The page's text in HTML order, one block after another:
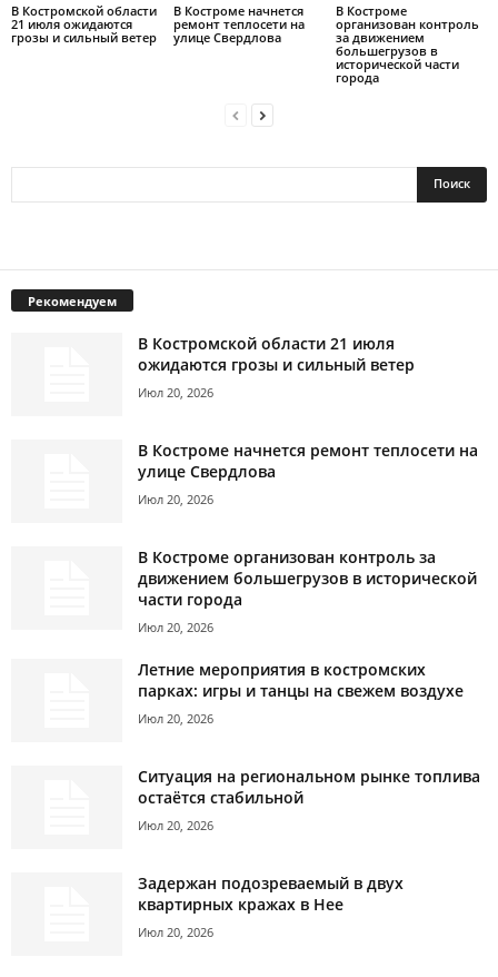
В Костромской области
21 июля ожидаются
грозы и сильный ветер
В Костроме начнется
ремонт теплосети на
улице Свердлова
В Костроме
организован контроль
за движением
большегрузов в
исторической части
города
Рекомендуем
В Костромской области 21 июля
ожидаются грозы и сильный ветер
Июл 20, 2026
В Костроме начнется ремонт теплосети на
улице Свердлова
Июл 20, 2026
В Костроме организован контроль за
движением большегрузов в исторической
части города
Июл 20, 2026
Летние мероприятия в костромских
парках: игры и танцы на свежем воздухе
Июл 20, 2026
Ситуация на региональном рынке топлива
остаётся стабильной
Июл 20, 2026
Задержан подозреваемый в двух
квартирных кражах в Нее
Июл 20, 2026